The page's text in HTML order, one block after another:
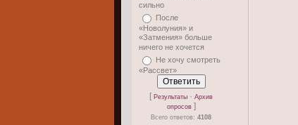
сильно
После
«Новолуния» и
«Затмения» больше
ничего не хочется
Не хочу смотреть
«Рассвет»
[ Результаты · Архив
опросов]
Всего ответов: 4108